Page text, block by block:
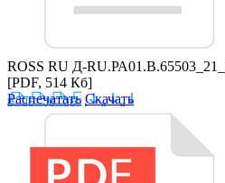
ROSS RU Д-
[PDF, 514 Кб]
Распечатать Скачать